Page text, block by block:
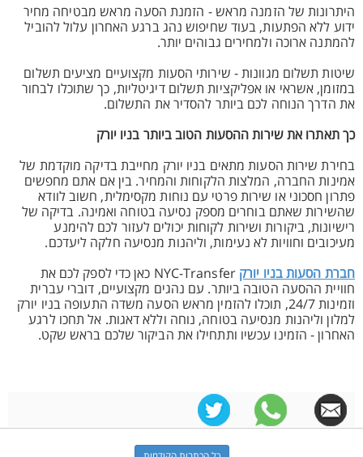
היתרונות של הזמנה מראש - הזמנת הסעה מראש מבטיחה מחיר
ידוע ללא הפתעות, בעוד שחיפוש נהג ברגע האחרון עלול להוביל
להמתנה ארוכה ולמחירים גבוהים יותר.
שיטות תשלום מגוונות - שירותי הסעות מקצועיים מציעים תשלום
במזומן, אשראי או אפליקציות תשלום דיגיטליות, כך שתוכלו לבחור
את הדרך הנוחה לכם ביותר להסדיר את התשלום.
כך תאתרו את שירות ההסעות הטוב ביותר בניו יורק
בחירת שירות הסעות מתאים בניו יורק מחייבת בדיקה מוקדמת של
אמינות החברה, המלצות הלקוחות והמחיר. בין אם אתם מחפשים
פתרון חסכוני או שירות פרטי עם נוחות מקסימלית, חשוב לוודא
שהשירות שאתם בוחרים מספק נסיעה בטוחה ואמינה. בדיקה של
רישיונות, ביקורות ושירות לקוחות יכולים לעזור לכם להימנע
מעיכובים וחוויות לא נעימות, וליהנות מנסיעה חלקה ליעדכם.
חברת הסעות בניו יורק
NYC-Transfer כאן כדי לספק לכם את
חוויית ההסעה הטובה ביותר. עם נהגים מקצועיים, דוברי עברית
וזמינות 24/7, תוכלו להזמין מראש הסעה משדה התעופה בניו יורק
למלון וליהנות מנסיעה בטוחה, נוחה וללא דאגות. אל תחכו לרגע
האחרון - הזמינו עכשיו ותתחילו את הביקור שלכם בראש שקט.